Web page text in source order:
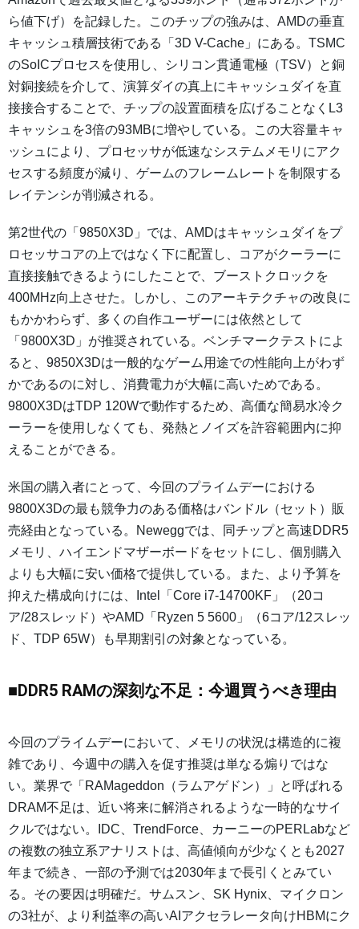
ら値下げ）を記録した。このチップの強みは、AMDの垂直
キャッシュ積層技術である「3D V-Cache」にある。TSMC
のSoICプロセスを使用し、シリコン貫通電極（TSV）と銅
対銅接続を介して、演算ダイの真上にキャッシュダイを直
接接合することで、チップの設置面積を広げることなくL3
キャッシュを3倍の93MBに増やしている。この大容量キャ
ッシュにより、プロセッサが低速なシステムメモリにアク
セスする頻度が減り、ゲームのフレームレートを制限する
レイテンシが削減される。
第2世代の「9850X3D」では、AMDはキャッシュダイをプ
ロセッサコアの上ではなく下に配置し、コアがクーラーに
直接接触できるようにしたことで、ブーストクロックを
400MHz向上させた。しかし、このアーキテクチャの改良に
もかかわらず、多くの自作ユーザーには依然として
「9800X3D」が推奨されている。ベンチマークテストによ
ると、9850X3Dは一般的なゲーム用途での性能向上がわず
かであるのに対し、消費電力が大幅に高いためである。
9800X3DはTDP 120Wで動作するため、高価な簡易水冷ク
ーラーを使用しなくても、発熱とノイズを許容範囲内に抑
えることができる。
米国の購入者にとって、今回のプライムデーにおける
9800X3Dの最も競争力のある価格はバンドル（セット）販
売経由となっている。Neweggでは、同チップと高速DDR5
メモリ、ハイエンドマザーボードをセットにし、個別購入
よりも大幅に安い価格で提供している。また、より予算を
抑えた構成向けには、Intel「Core i7-14700KF」（20コ
ア/28スレッド）やAMD「Ryzen 5 5600」（6コア/12スレッ
ド、TDP 65W）も早期割引の対象となっている。
■DDR5 RAMの深刻な不足：今週買うべき理由
今回のプライムデーにおいて、メモリの状況は構造的に複
雑であり、今週中の購入を促す推奨は単なる煽りではな
い。業界で「RAMageddon（ラムアゲドン）」と呼ばれる
DRAM不足は、近い将来に解消されるような一時的なサイ
クルではない。IDC、TrendForce、カーニーのPERLabなど
の複数の独立系アナリストは、高値傾向が少なくとも2027
年まで続き、一部の予測では2030年まで長引くとみてい
る。その要因は明確だ。サムスン、SK Hynix、マイクロン
の3社が、より利益率の高いAIアクセラレータ向けHBMにク